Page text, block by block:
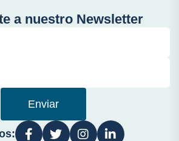
a nuestro Newsletter
Enviar